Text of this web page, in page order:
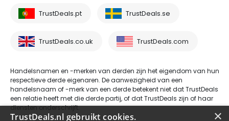
TrustDeals.pt TrustDeals.se
TrustDeals.co.uk TrustDeals.com
Handelsnamen en -merken van derden zijn het eigendom van hun
respectieve derde eigenaren. De aanwezigheid van een
handelsnaam of -merk van een derde betekent niet dat TrustDeals
een relatie heeft met die derde partij, of dat TrustDeals zijn of haar
diensten onderschrijft.
×
TrustDeals.nl gebruikt cookies.